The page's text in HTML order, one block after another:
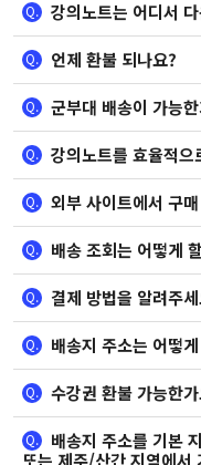
Q. 강의노트는 어디서
Q. 언제 환불 되나요?
Q. 군부대 배송이 가능
Q. 강의노트를 효율적
Q. 외부 사이트에서 구
Q. 배송 조회는 어떻게
Q. 결제 방법을 알려주
Q. 배송지 주소는 어떻
Q. 수강권 환불 가능한
Q.
배송지 주소를 기본
또는 제주/산간 지역에서